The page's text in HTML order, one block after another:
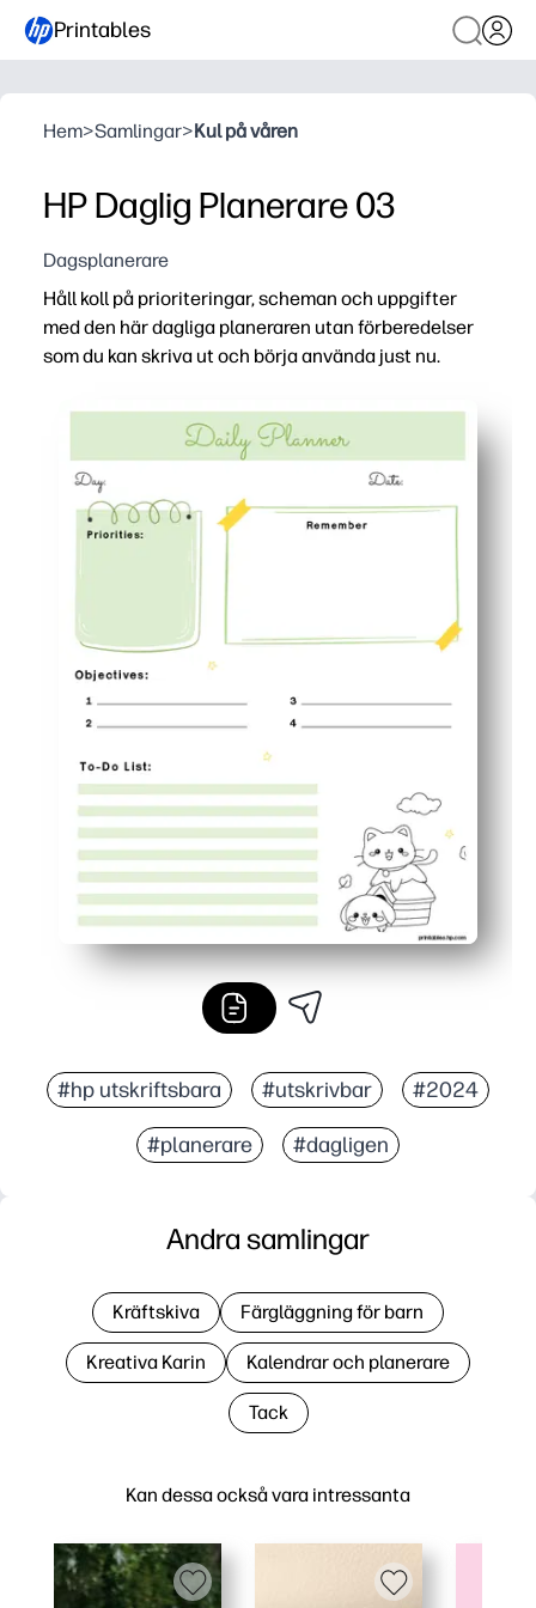
Printables
Hem>Samlingar>Kul på våren
HP Daglig Planerare 03
Dagsplanerare
Håll koll på prioriteringar, scheman och uppgifter
med den här dagliga planeraren utan förberedelser
som du kan skriva ut och börja använda just nu.
Skriv ut och gå format - ingen installation eller
Tydliga avsnitt hjälper dig att kartlägga din dag,
Passar familje- och klassrumslivet - fånga lektioner,
Flexibel och återanvändbar - skriv ut det du behöver
#hp utskriftsbara #utskrivbar #2024
#planerare #dagligen
Kan dessa också vara intressanta
Andra samlingar
Kräftskiva Färgläggning för barn
Kreativa Karin Kalendrar och planerare
Tack